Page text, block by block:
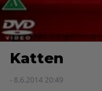
Katten
- 8.6.2014 20:49